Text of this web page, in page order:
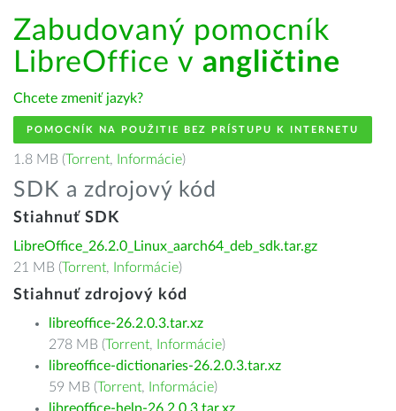
Zabudovaný pomocník
LibreOffice v angličtine
Chcete zmeniť jazyk?
POMOCNÍK NA POUŽITIE BEZ PRÍSTUPU K INTERNETU
1.8 MB (Torrent, Informácie)
SDK a zdrojový kód
Stiahnuť SDK
LibreOffice_26.2.0_Linux_aarch64_deb_sdk.tar.gz
21 MB (Torrent, Informácie)
Stiahnuť zdrojový kód
libreoffice-26.2.0.3.tar.xz
278 MB (Torrent, Informácie)
libreoffice-dictionaries-26.2.0.3.tar.xz
59 MB (Torrent, Informácie)